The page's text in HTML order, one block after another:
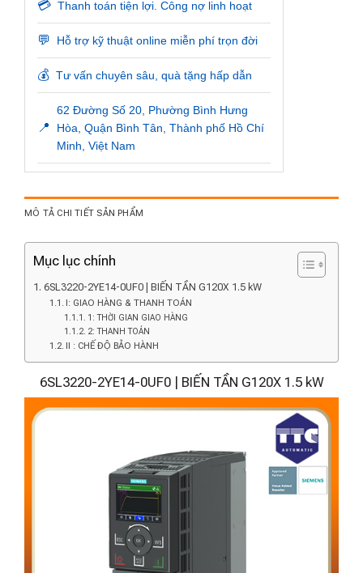
💳 Thanh toán tiện lợi. Công nợ linh hoạt
💬 Hỗ trợ kỹ thuật online miễn phí trọn đời
💰 Tư vấn chuyên sâu, quà tặng hấp dẫn
📍
62 Đường Số 20, Phường Bình Hưng
Hòa, Quận Bình Tân, Thành phố Hồ Chí
Minh, Việt Nam
MÔ TẢ CHI TIẾT SẢN PHẨM
Mục lục chính
6SL3220-2YE14-0UF0 | BIẾN TẦN G120X 1.5 kW
I: GIAO HÀNG & THANH TOÁN
1: THỜI GIAN GIAO HÀNG
2: THANH TOÁN
II : CHẾ ĐỘ BẢO HÀNH
6SL3220-2YE14-0UF0 | BIẾN TẦN G120X 1.5 kW